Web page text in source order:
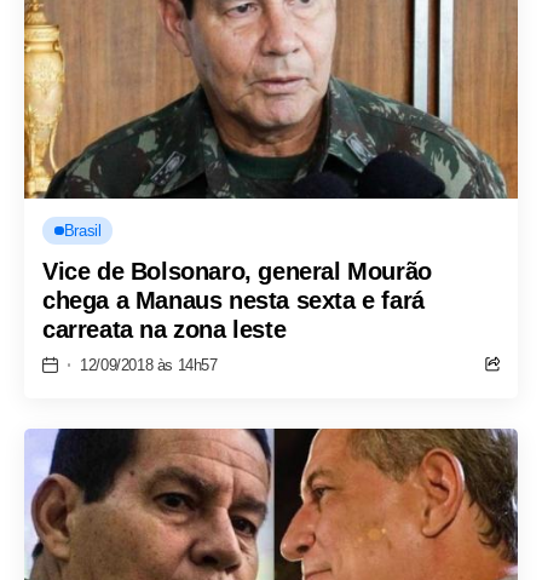
Brasil
Vice de Bolsonaro, general Mourão
chega a Manaus nesta sexta e fará
carreata na zona leste
12/09/2018 às 14h57